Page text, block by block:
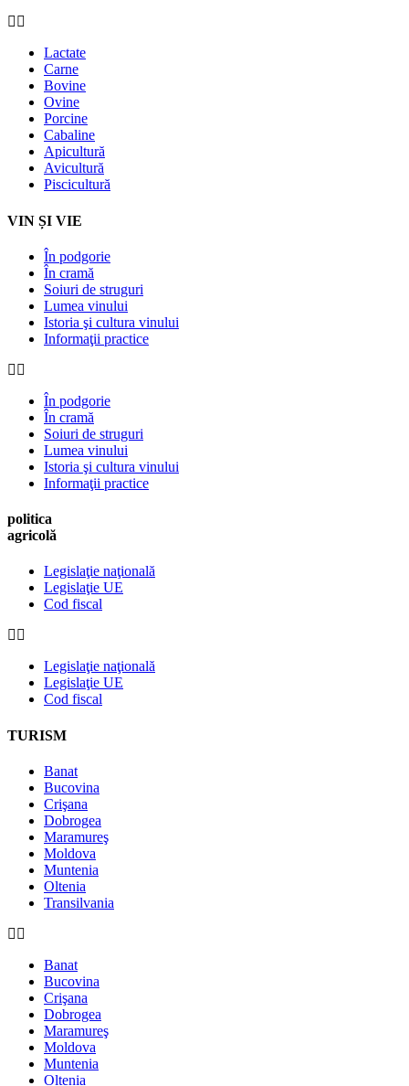
Lactate
Carne
Bovine
Ovine
Porcine
Cabaline
Apicultură
Avicultură
Piscicultură
VIN ȘI VIE
În podgorie
În cramă
Soiuri de struguri
Lumea vinului
Istoria şi cultura vinului
Informaţii practice
În podgorie
În cramă
Soiuri de struguri
Lumea vinului
Istoria şi cultura vinului
Informaţii practice
politica
agricolă
Legislaţie naţională
Legislaţie UE
Cod fiscal
Legislaţie naţională
Legislaţie UE
Cod fiscal
TURISM
Banat
Bucovina
Crişana
Dobrogea
Maramureş
Moldova
Muntenia
Oltenia
Transilvania
Banat
Bucovina
Crişana
Dobrogea
Maramureş
Moldova
Muntenia
Oltenia